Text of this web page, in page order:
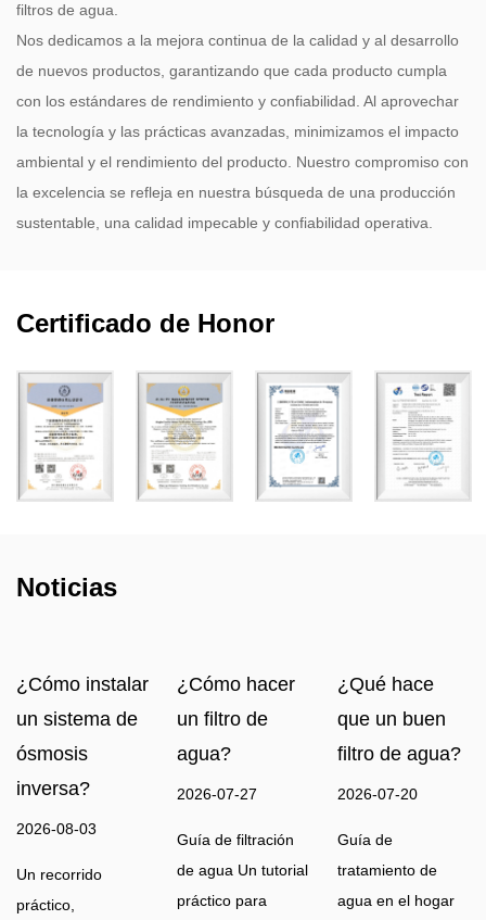
filtros de agua.
Nos dedicamos a la mejora continua de la calidad y al desarrollo
de nuevos productos, garantizando que cada producto cumpla
con los estándares de rendimiento y confiabilidad. Al aprovechar
la tecnología y las prácticas avanzadas, minimizamos el impacto
ambiental y el rendimiento del producto. Nuestro compromiso con
la excelencia se refleja en nuestra búsqueda de una producción
sustentable, una calidad impecable y confiabilidad operativa.
Certificado de Honor
Noticias
¿Cómo instalar
un sistema de
ósmosis
inversa?
2026-08-03
Un recorrido
práctico,
¿Cómo hacer
un filtro de
agua?
2026-07-27
Guía de filtración
de agua Un tutorial
práctico para
¿Qué hace
que un buen
filtro de agua?
2026-07-20
Guía de
tratamiento de
agua en el hogar